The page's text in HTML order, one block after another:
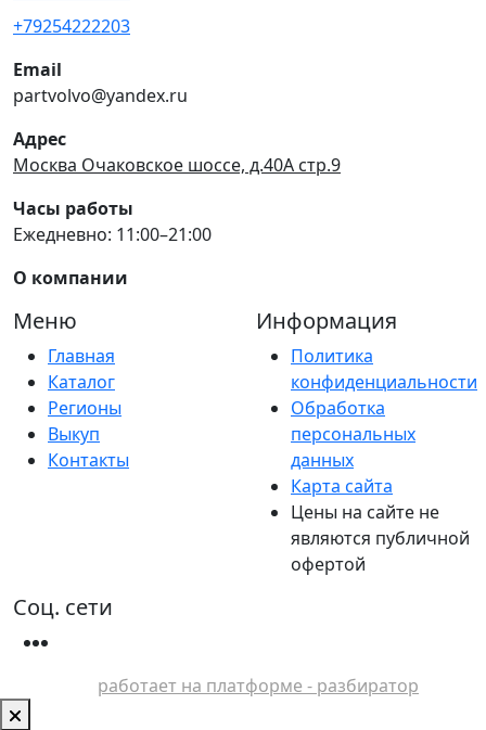
+79254222203
Email
partvolvo@yandex.ru
Адрес
Москва Очаковское шоссе, д.40А стр.9
Часы работы
Ежедневно: 11:00–21:00
О компании
Меню
Главная
Каталог
Регионы
Выкуп
Контакты
Информация
Политика
конфиденциальности
Обработка
персональных
данных
Карта сайта
Цены на сайте не
являются публичной
офертой
Соц. сети
работает на платформе - разбиратор